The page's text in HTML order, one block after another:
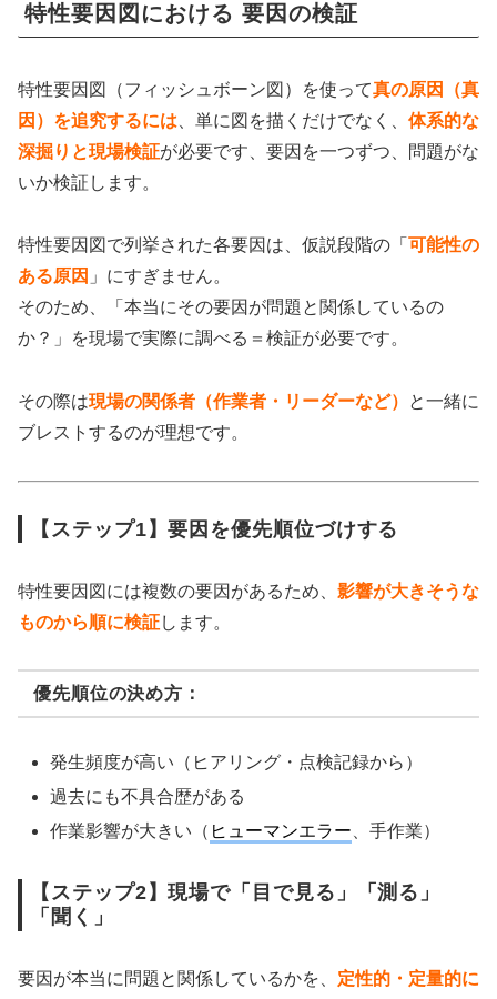
特性要因図における 要因の検証
特性要因図（フィッシュボーン図）を使って真の原因（真
因）を追究するには 、単に図を描くだけでなく、 体系的な
深掘りと現場検証が必要です、要因を一つずつ、問題がな
いか検証します。
特性要因図で列挙された各要因は、仮説段階の「 可能性の
ある原因 」にすぎません。
そのため、「本当にその要因が問題と関係しているの
か？」を現場で実際に調べる＝検証が必要です。
その際は現場の関係者（作業者・リーダーなど）
と一緒に
ブレストするのが理想です。
【ステップ1】要因を優先順位づけする
特性要因図には複数の要因があるため、 影響が大きそうな
ものから順に検証します。
優先順位の決め方：
発生頻度が高い（ヒアリング・点検記録から）
過去にも不具合歴がある
作業影響が大きい（ ヒューマンエラー 、手作業）
【ステップ2】現場で「目で見る」「測る」
「聞く」
要因が本当に問題と関係しているかを、 定性的・定量的に